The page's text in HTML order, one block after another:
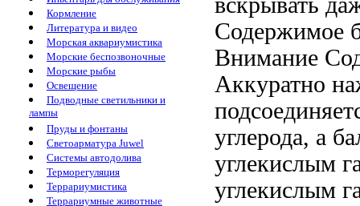
Кормление
Литература и видео
Морская аквариумистика
Морские беспозвоночные
Морские рыбы
Освещение
Подводные светильники и
лампы
Пруды и фонтаны
Светоарматура Juwel
Системы автодолива
Терморегуляция
Террариумистика
Террариумные животные
Содержимое
Внимание
Аккуратно
углерода, а
углекислым
углекислым